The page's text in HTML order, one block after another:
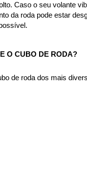
Caso o seu volante
da roda pode estar
O CUBO DE RODA?
de roda dos mais